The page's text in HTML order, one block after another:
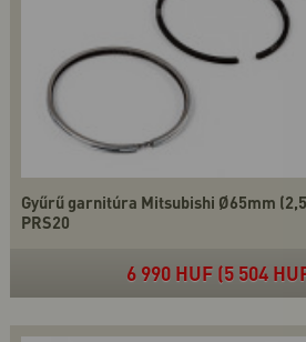
Gyűrű garnitúra Mitsubishi Ø65mm
PRS20
6 990 HUF (5 504